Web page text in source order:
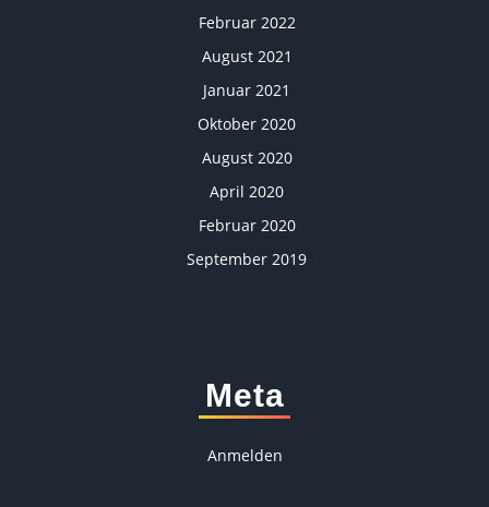
Februar 2022
August 2021
Januar 2021
Oktober 2020
August 2020
April 2020
Februar 2020
September 2019
Meta
Anmelden